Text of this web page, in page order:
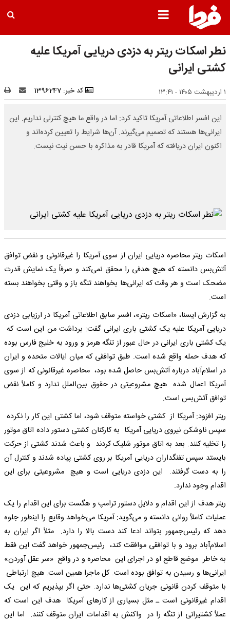
نطر اسکات ریتر به دزدی دریایی آمریکا علیه
کشتی ایرانی
۱ اردیبهشت ۱۴۰۵ - ۱۳:۴۱ کد خبر: 1396247
این افسر اطلاعاتی آمریکا تاکید کرد: اما در واقع ما هیچ کنترلی نداریم. این
ایرانی‌ها هستند که تصمیم می‌گیرند. آن‌ها شرایط را تعیین کرده‌اند و
اکنون ایران دریافته که آمریکا قادر به مذاکره با حسن نیت نیست.
اسکات ریتر محاصره دریایی ایران از سوی آمریکا را غیرقانونی و نقض توافق
آتش‌بس دانسته که هیچ هدفی را محقق نمی‌کند و صرفاً یک نمایش قدرت
مضحک است و هر وقت که ایرانی‌ها بخواهند تنگه باز و وقتی بخواهند بسته
است.
به گزارش ایسنا، «اسکات ریتر»، افسر سابق اطلاعاتی آمریکا در ارزیابی دزدی
دریایی آمریکا علیه یک کشتی باری ایرانی گفت: برداشت من این است که
یک کشتی باری ایرانی در حال عبور از تنگه هرمز و ورود به خلیج فارس بوده
که هدف حمله واقع شده است. طبق توافقی که میان ایالات متحده و ایران
در اسلام‌آباد درباره آتش‌بس حاصل شده بود، محاصره غیرقانونی که از سوی
آمریکا اعمال شده هیچ مشروعیتی در حقوق بین‌الملل ندارد و کاملاً نقض
توافق آتش‌بس است.
ریتر افزود: آمریکا از کشتی خواسته متوقف شود، اما کشتی این کار را نکرده
سپس ناوشکن نیروی دریایی آمریکا به کارکنان کشتی دستور داده اتاق موتور
را تخلیه کنند. بعد به اتاق موتور شلیک کردند و باعث شدند کشتی از حرکت
بایستد سپس تفنگداران دریایی آمریکا بر روی کشتی پیاده شدند و کنترل آن
را به دست گرفتند. این دزدی دریایی است و هیچ مشروعیتی برای این
اقدام وجود ندارد.
ریتر هدف از این اقدام و دلایل دستور ترامپ و هگست برای این اقدام را یک
عملیات کاملاً روانی دانسته و می‌گوید: آمریکا می‌خواهد وقایع را اینطور جلوه
دهد که رئیس‌جمهور بتواند ادعا کند دست بالا را دارد. مثلاً اگر ایران به
اسلام‌آباد برود و با توافقی موافقت کند، رئیس‌جمهور خواهد گفت این فقط
به خاطر موضع قاطع او در اجرای این محاصره و در واقع «سر عقل آوردن»
ایرانی‌ها و رسیدن به توافق بوده است. کل ماجرا همین است. هیچ ارتباطی
با متوقف کردن قانونی جریان‌ کشتی‌ها ندارد. حتی اگر بپذیریم که این یک
اقدام غیرقانونی است ـ مثل بسیاری از کارهای آمریکا هدف این است که
عملاً کشتیرانی از تنگه را در واکنش به اقدامات ایران متوقف کنند. اما این